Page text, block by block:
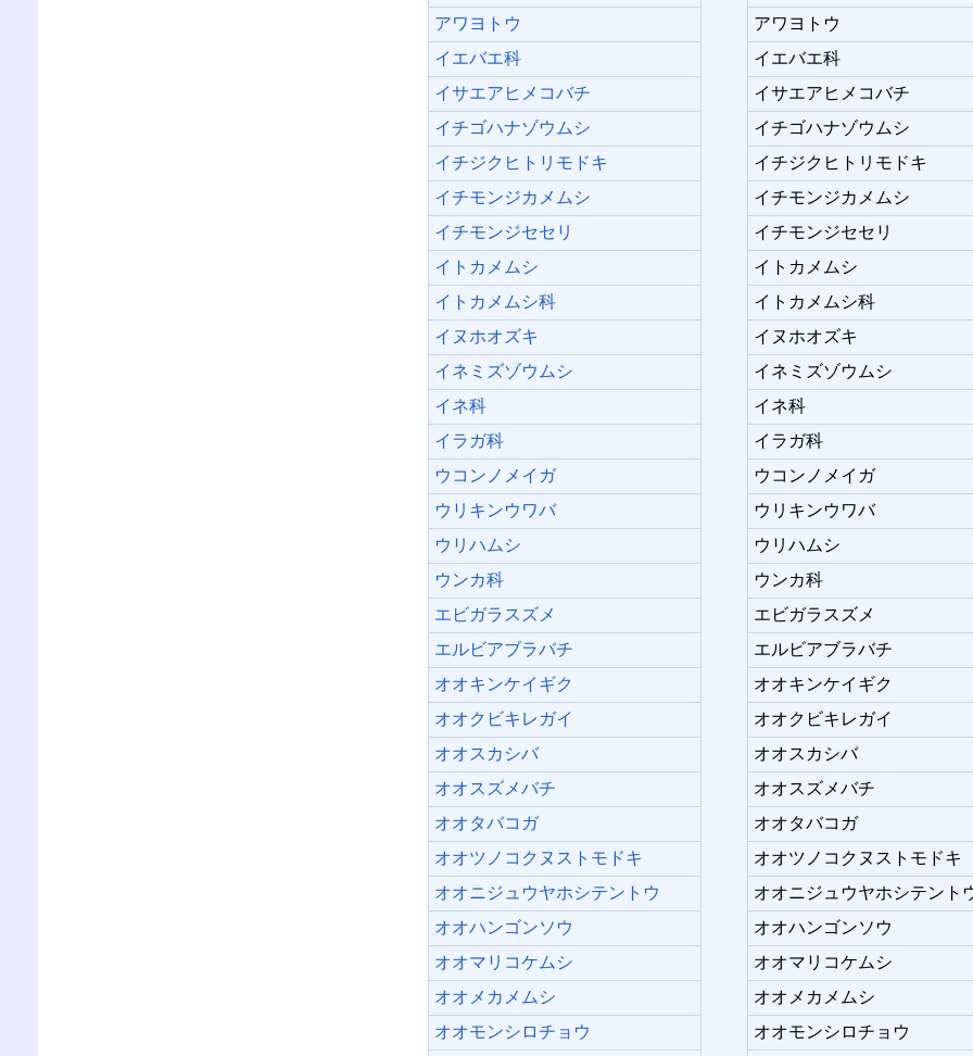
アワヨトウ
アワヨトウ
イエバエ科
イエバエ科
イサエアヒメコバチ
イサエアヒメコバチ
イチゴハナゾウムシ
イチゴハナゾウムシ
イチジクヒトリモドキ
イチジクヒトリモドキ
イチモンジカメムシ
イチモンジカメムシ
イチモンジセセリ
イチモンジセセリ
イトカメムシ
イトカメムシ
イトカメムシ科
イトカメムシ科
イヌホオズキ
イヌホオズキ
イネミズゾウムシ
イネミズゾウムシ
イネ科
イネ科
イラガ科
イラガ科
ウコンノメイガ
ウコンノメイガ
ウリキンウワバ
ウリキンウワバ
ウリハムシ
ウリハムシ
ウンカ科
ウンカ科
エビガラスズメ
エビガラスズメ
エルビアブラバチ
エルビアブラバチ
オオキンケイギク
オオキンケイギク
オオクビキレガイ
オオクビキレガイ
オオスカシバ
オオスカシバ
オオスズメバチ
オオスズメバチ
オオタバコガ
オオタバコガ
オオツノコクヌストモドキ
オオツノコクヌストモドキ
オオニジュウヤホシテントウ
オオニジュウヤホシテント
オオハンゴンソウ
オオハンゴンソウ
オオマリコケムシ
オオマリコケムシ
オオメカメムシ
オオメカメムシ
オオモンシロチョウ
オオモンシロチョウ